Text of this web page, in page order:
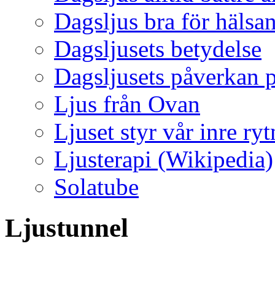
Dagsljus bra för
Dagsljusets betydelse
Dagsljusets påverkan
Ljus från Ovan
Ljuset styr vår inre
Ljusterapi (Wikipedia)
Solatube
Ljustunnel